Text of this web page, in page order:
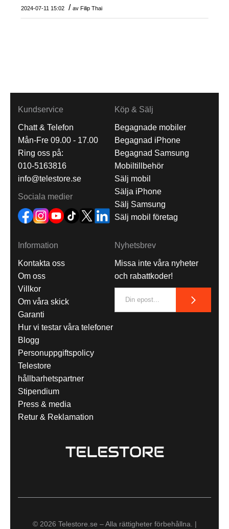
2024-07-11 15:02 / av Filip Thai
Kundservice
Chatt & Telefon
Mån-Fre 09.00 - 17.00
Ring oss på:
010-5163816
info@telestore.se
Sociala medier
Köp & Sälj
Begagnade mobiler
Begagnad iPhone
Begagnad Samsung
Mobiltillbehör
Sälj mobil
Sälja iPhone
Sälj Samsung
Sälj mobil företag
Information
Kontakta oss
Om oss
Villkor
Om våra skick
Garanti
Hur vi testar våra telefoner
Blogg
Personuppgiftspolicy
Telestore
hållbarhetspartner
Stipendium
Press & media
Retur & Reklamation
Nyhetsbrev
Missa inte våra nyheter
och rabattkoder!
© 2026 Telestore.se – Alla rättigheter förbehållna. |